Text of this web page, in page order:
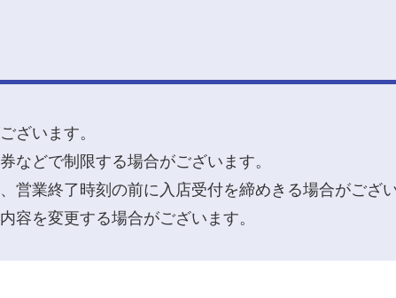
ざいます。
などで制限する場合がございます。
営業終了時刻の前に入店受付を締めきる場合がござ
容を変更する場合がございます。